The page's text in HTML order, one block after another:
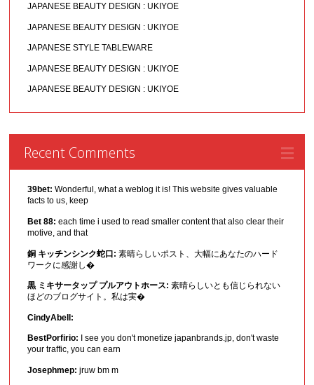
JAPANESE BEAUTY DESIGN : UKIYOE
JAPANESE BEAUTY DESIGN : UKIYOE
JAPANESE STYLE TABLEWARE
JAPANESE BEAUTY DESIGN : UKIYOE
JAPANESE BEAUTY DESIGN : UKIYOE
Recent Comments
39bet: Wonderful, what a weblog it is! This website gives valuable
facts to us, keep
Bet 88: each time i used to read smaller content that also clear their
motive, and that
銅 キッチンシンク蛇口: 素晴らしいポスト、大幅にあなたのハード
ワークに感謝し�
黒 ミキサータップ プルアウトホース: 素晴らしいとも信じられない
ほどのブログサイト。私は実�
CindyAbell:
BestPorfirio:
I see you don't monetize japanbrands.jp, don't waste
your traffic, you can earn
Josephmep: jruw bm m